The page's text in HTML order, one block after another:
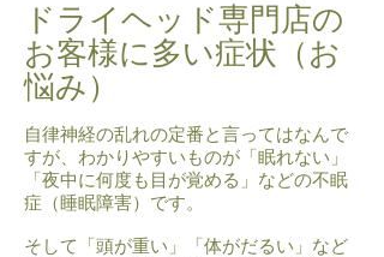
​ドライヘッド専門店の
お客様に多い症状（お
悩み）
自律神経の乱れの定番と言ってはなんで
すが、わかりやすいものが「眠れない」
「夜中に何度も目が覚める」などの不眠
症（睡眠障害）です。
そして「頭が重い」「体がだるい」など